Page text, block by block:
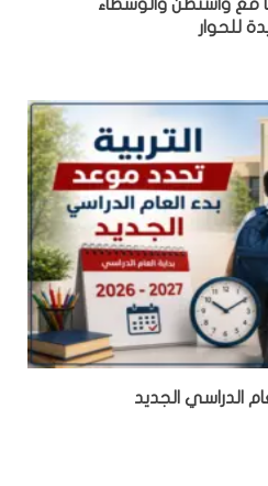
مع واشنطن والوسطاء
للحوار
الدراسي الجديد